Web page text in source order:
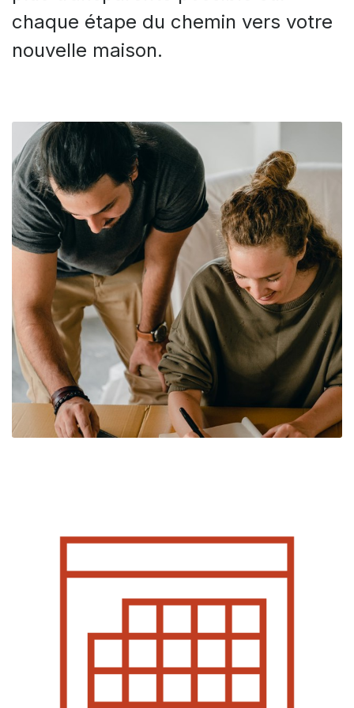
chaque étape du chemin vers votre
nouvelle maison.